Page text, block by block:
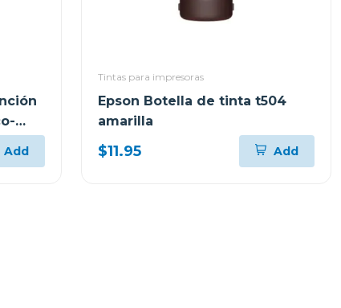
Add
Tintas para impresoras
Epson Botella de tinta t504
amarilla
$11.95 Add